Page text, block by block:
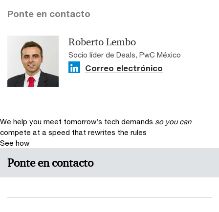
Ponte en contacto
Roberto Lembo
Socio líder de Deals, PwC México
Correo electrónico
We help you meet tomorrow’s tech demands so you can
compete at a speed that rewrites the rules
See how
Ponte en contacto